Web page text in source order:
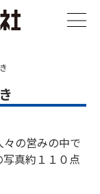
の営みの中で
真約１１０点